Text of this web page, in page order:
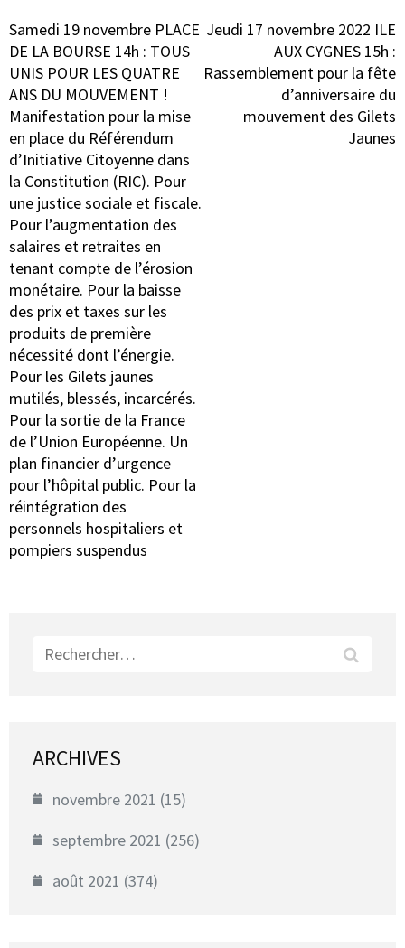
Navigation
de
l’article
Samedi 19 novembre PLACE
DE LA BOURSE 14h : TOUS
UNIS POUR LES QUATRE
ANS DU MOUVEMENT !
Manifestation pour la mise
en place du Référendum
d’Initiative Citoyenne dans
la Constitution (RIC). Pour
une justice sociale et fiscale.
Pour l’augmentation des
salaires et retraites en
tenant compte de l’érosion
monétaire. Pour la baisse
des prix et taxes sur les
produits de première
nécessité dont l’énergie.
Pour les Gilets jaunes
mutilés, blessés, incarcérés.
Pour la sortie de la France
de l’Union Européenne. Un
plan financier d’urgence
pour l’hôpital public. Pour la
réintégration des
personnels hospitaliers et
pompiers suspendus
Jeudi 17 novembre 2022 ILE
AUX CYGNES 15h :
Rassemblement pour la fête
d’anniversaire du
mouvement des Gilets
Jaunes
Rechercher :
ARCHIVES
novembre 2021 (15)
septembre 2021 (256)
août 2021 (374)